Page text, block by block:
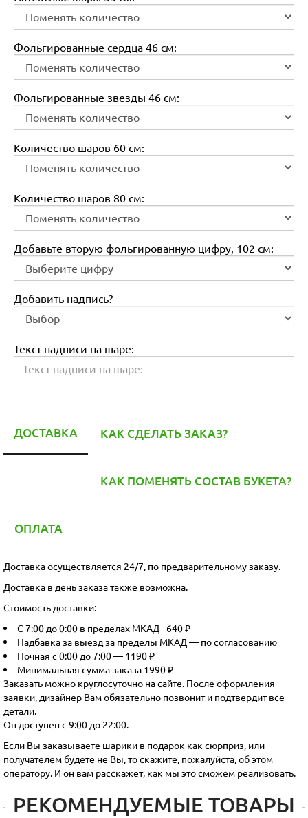
Фольгированные сердца 46 см:
Фольгированные звезды 46 см:
Количество шаров 60 см:
Количество шаров 80 см:
Добавьте вторую фольгированную цифру, 102 см:
Добавить надпись?
Текст надписи на шаре:
ДОСТАВКА КАК СДЕЛАТЬ ЗАКАЗ?
КАК ПОМЕНЯТЬ СОСТАВ БУКЕТА?
ОПЛАТА
Доставка осуществляется 24/7, по предварительному заказу.
Доставка в день заказа также возможна.
Стоимость доставки:
С 7:00 до 0:00 в пределах МКАД - 640 ₽
Надбавка за выезд за пределы МКАД — по согласованию
Ночная с 0:00 до 7:00 — 1190 ₽
Минимальная сумма заказа 1990 ₽
Заказать можно круглосуточно на сайте. После оформления
заявки, дизайнер Вам обязательно позвонит и подтвердит все
детали.
Он доступен с 9:00 до 22:00.
Если Вы заказываете шарики в подарок как сюрприз, или
получателем будете не Вы, то скажите, пожалуйста, об этом
оператору. И он вам расскажет, как мы это сможем реализовать.
РЕКОМЕНДУЕМЫЕ ТОВАРЫ